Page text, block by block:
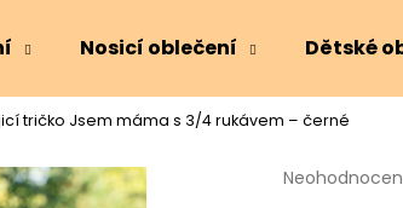
Nosicí oblečení Dětské
tričko Jsem máma s 3/4 rukávem – černé
Průměrné
Co potřebujete najít?